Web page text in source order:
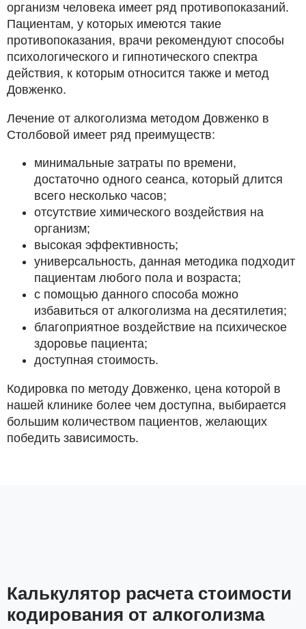
организм человека имеет ряд противопоказаний.
Пациентам, у которых имеются такие
противопоказания, врачи рекомендуют способы
психологического и гипнотического спектра
действия, к которым относится также и метод
Довженко.
Лечение от алкоголизма методом Довженко в
Столбовой имеет ряд преимуществ:
минимальные затраты по времени,
достаточно одного сеанса, который длится
всего несколько часов;
отсутствие химического воздействия на
организм;
высокая эффективность;
универсальность, данная методика подходит
пациентам любого пола и возраста;
с помощью данного способа можно
избавиться от алкоголизма на десятилетия;
благоприятное воздействие на психическое
здоровье пациента;
доступная стоимость.
Кодировка по методу Довженко, цена которой в
нашей клинике более чем доступна, выбирается
большим количеством пациентов, желающих
победить зависимость.
Калькулятор расчета стоимости
кодирования от алкоголизма